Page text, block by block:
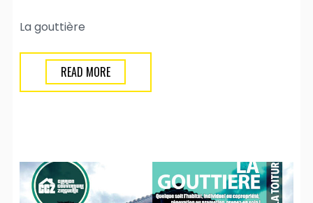
La gouttière
READ MORE